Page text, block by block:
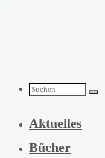
Suchen
nach:
Aktuelles
Bücher